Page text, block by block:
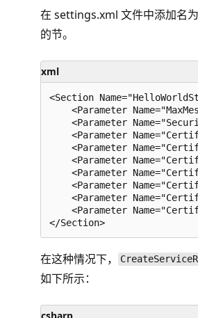
在 settings.xml 文件中添加名为
的节。
xml
<Section
<Parameter
<Parameter
<Parameter
<Parameter
<Parameter
<Parameter
<Parameter
<Parameter
<Parameter
在这种情况下，
如下所示：
csharp